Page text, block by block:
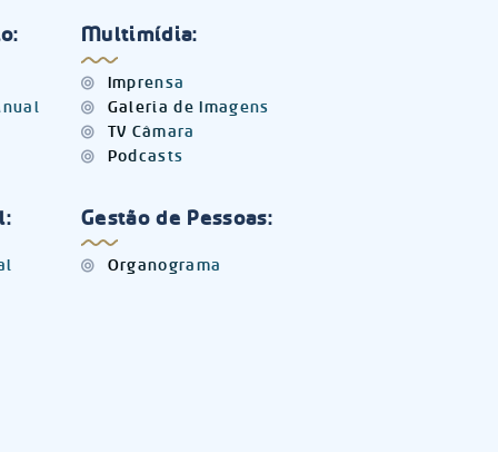
Multimídia:
Imprensa
Galeria de Imagens
TV Câmara
Podcasts
Gestão de Pessoas:
Organograma